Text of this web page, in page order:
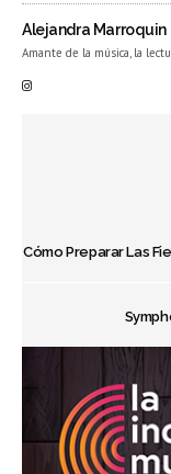
Alejandra Marroquin
Amante de la música, la
Cómo Preparar Las